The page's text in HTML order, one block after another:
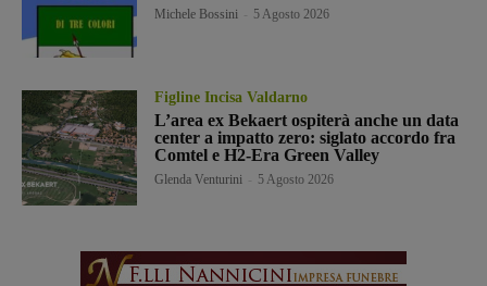
Michele Bossini 5 Agosto 2026
Figline Incisa Valdarno
L’area ex Bekaert ospiterà anche un data
center a impatto zero: siglato accordo fra
Comtel e H2-Era Green Valley
Glenda Venturini 5 Agosto 2026